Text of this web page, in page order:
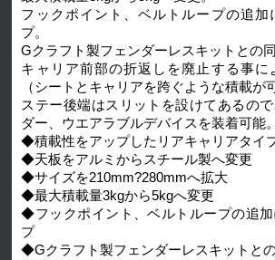
フックポイント、ベルトループの追加
プ。
Gクラフト製フェンダーレスキットとの
キャリア前部の折返しを廃止する事に
（シートとキャリアを跨ぐような積載が
ステー後端はスリットを設けてあるの
ダー、ウエアラブルデバイスを装着可能。
◆積載性をアップしたリアキャリアタイ
◆天板をアルミからスチール製へ変更
◆サイズを210mm?280mmへ拡大
◆最大積載量3kgから5kgへ変更
◆フックポイント、ベルトループの追
プ
◆Gクラフト製フェンダーレスキットと